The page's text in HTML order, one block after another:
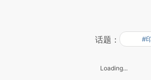
话题： #
Loading...